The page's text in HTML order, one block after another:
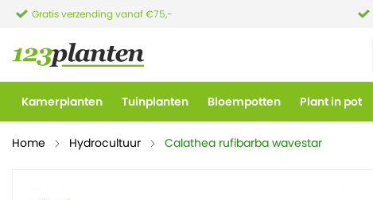
Gratis verzending vanaf €75,-
Kamerplanten Tuinplanten Bloempotten Plant in pot
Home Hydrocultuur Calathea rufibarba wavestar